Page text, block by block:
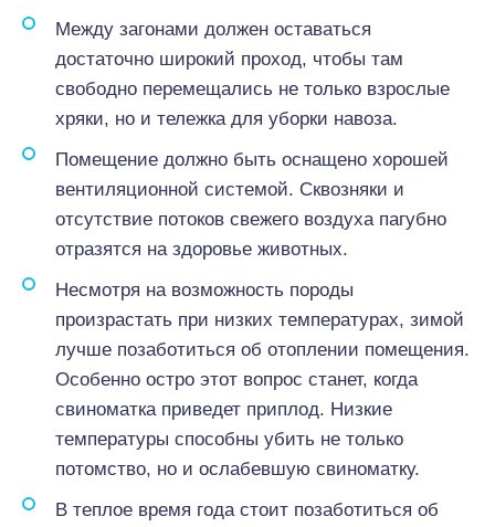
Между загонами должен оставаться
достаточно широкий проход, чтобы там
свободно перемещались не только взрослые
хряки, но и тележка для уборки навоза.
Помещение должно быть оснащено хорошей
вентиляционной системой. Сквозняки и
отсутствие потоков свежего воздуха пагубно
отразятся на здоровье животных.
Несмотря на возможность породы
произрастать при низких температурах, зимой
лучше позаботиться об отоплении помещения.
Особенно остро этот вопрос станет, когда
свиноматка приведет приплод. Низкие
температуры способны убить не только
потомство, но и ослабевшую свиноматку.
В теплое время года стоит позаботиться об